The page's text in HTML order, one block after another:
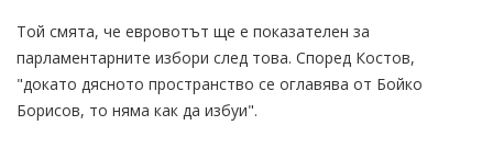
Той смята, че евровотът ще е показателен за
парламентарните избори след това. Според Костов,
"докато дясното пространство се оглавява от Бойко
Борисов, то няма как да избуи".